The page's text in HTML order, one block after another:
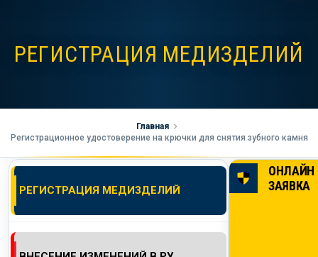
УСЛУГИ ГК ГОСТ-ЭКСПЕРТ
СТОИМОСТЬ РАБОТ
НАША КОМПАНИЯ
КОНТАКТЫ
РЕГИСТРАЦИЯ МЕДИЗДЕЛИЙ
Главная
Регистрационное удостоверение на крючки для снятия зубного камня
РЕГИСТРАЦИЯ МЕДИЗДЕЛИЙ
ОНЛАЙН
ЗАЯВКА